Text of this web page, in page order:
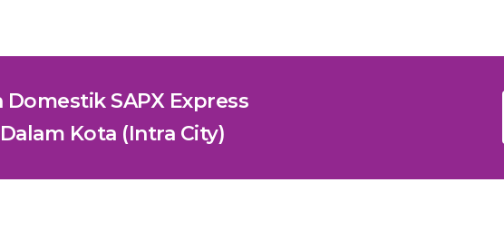
SAPX Express
Kota (Intra City)